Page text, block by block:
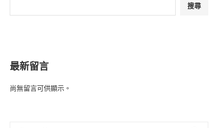
搜尋
最新留言
尚無留言可供顯示。